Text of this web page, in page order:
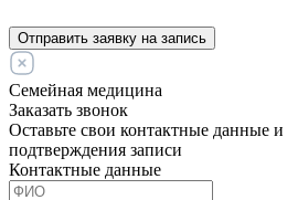
Отправить заявку на запись
Семейная медицина
Заказать звонок
Оставьте свои контактные данные
подтверждения записи
Контактные данные